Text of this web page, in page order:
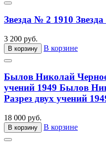
Звезда № 2 1910
3 200 руб.
В корзину В корзине
Былов Николай Черное
учений 1949 Былов
Разрез двух учений
18 000 руб.
В корзину В корзине